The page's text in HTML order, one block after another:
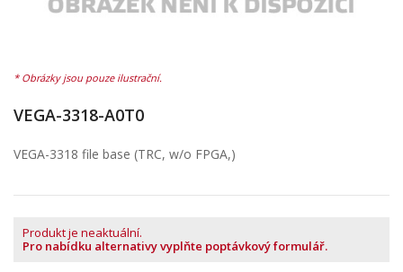
VEGA-3318-A0T0
VEGA-3318 file base (TRC, w/o FPGA,)
Produkt je neaktuální.
Pro nabídku alternativy vyplňte poptávkový formulář.